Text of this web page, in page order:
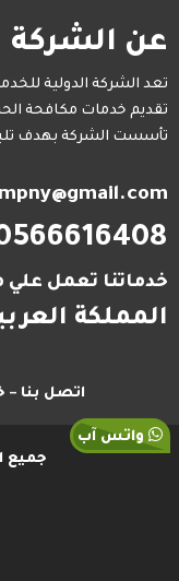
واتس آب
عن الشركة
تعد الشركة الدولية
تقديم خدمات مكافحة
تأسست الشركة بهدف تلبية
خدماتنا تعمل علي
المملكة
اتصل بنا –
جميع